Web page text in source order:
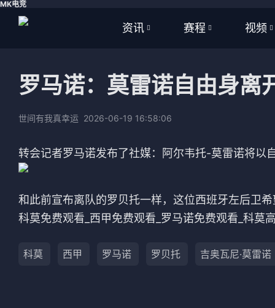
MK电竞
资讯
足球
篮球
体育
西甲
德甲
赛程
足球
NBA
WNBA
西甲
视频
足球
罗马诺：莫雷诺自由身离
世间有我真幸运 2026-06-19 16:58:06
转会记者罗马诺发布了社媒：阿尔韦托-莫雷诺将以
和此前宣布离队的罗贝托一样，这位西班牙左后卫
科莫免费观看_西甲免费观看_罗马诺免费观看_科莫
科莫 西甲 罗马诺 罗贝托 吉奥瓦尼·莫雷诺